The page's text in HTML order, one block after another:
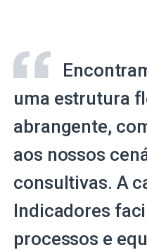
uma estrutura
abrangente,
aos nossos
consultivas. A
Indicadores
processos e